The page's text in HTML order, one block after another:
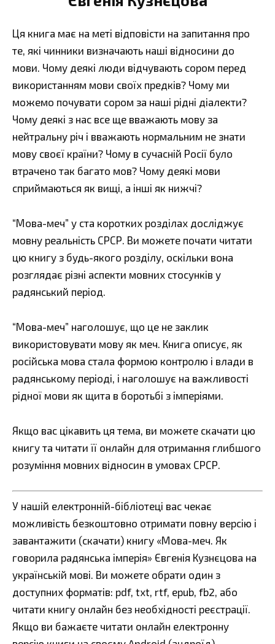
Ця книга має на меті відповісти на запитання про
те, які чинники визначають наші відносини до
мови. Чому деякі люди відчувають сором перед
використанням мови своїх предків? Чому ми
можемо почувати сором за наші рідні діалекти?
Чому деякі з нас все ще вважають мову за
нейтральну річ і вважають нормальним не знати
мову своєї країни? Чому в сучасній Росії було
втрачено так багато мов? Чому деякі мови
сприймаються як вищі, а інші як нижчі?
“Мова-меч” у ста коротких розділах досліджує
мовну реальність СРСР. Ви можете почати читати
цю книгу з будь-якого розділу, оскільки вона
розглядає різні аспекти мовних стосунків у
радянський період.
“Мова-меч” наголошує, що це не заклик
використовувати мову як меч. Книга описує, як
російська мова стала формою контролю і влади в
радянському періоді, і наголошує на важливості
рідної мови як щита в боротьбі з імперіями.
Якщо вас цікавить ця тема, ви можете скачати цю
книгу та читати її онлайн для отримання глибшого
розуміння мовних відносин в умовах СРСР.
У нашій електронній-бібліотеці вас чекає
можливість безкоштовно отримати повну версію і
завантажити (скачати) книгу «Мова-меч. Як
говорила радянська імперія» Євгенія Кузнєцова на
українській мові. Ви можете обрати один з
доступних форматів: pdf, txt, rtf, epub, fb2, або
читати книгу онлайн без необхідності реєстрації.
Якщо ви бажаєте читати онлайн електронну